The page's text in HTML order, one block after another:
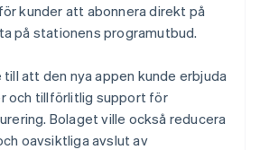
kunder att abonnera direkt på
på stationens programutbud.
till att den nya appen kunde erbjuda
och tillförlitlig support för
Bolaget ville också reducera
oavsiktliga avslut av